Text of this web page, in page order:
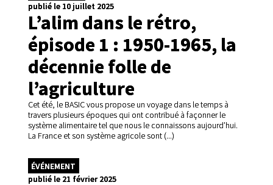
publié le 10 juillet 2025
L’alim dans le rétro,
épisode 1 : 1950-1965, la
décennie folle de
l’agriculture
Cet été, le BASIC vous propose un voyage dans le temps à
travers plusieurs époques qui ont contribué à façonner le
système alimentaire tel que nous le connaissons aujourd’hui.
La France et son système agricole sont (...)
ÉVÉNEMENT
publié le 21 février 2025